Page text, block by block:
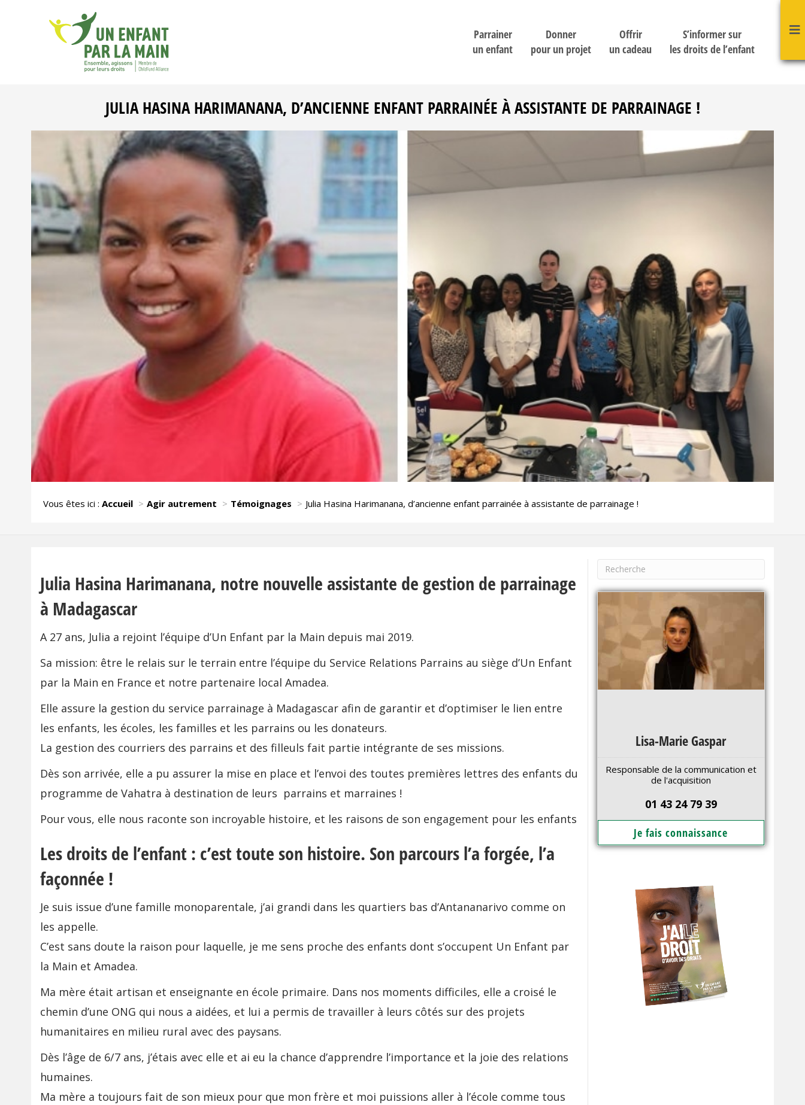
Parrainer
un enfant
Donner
pour un projet
Offrir
un cadeau
S’informer sur
les droits de l’enfant
JULIA HASINA HARIMANANA, D’ANCIENNE ENFANT PARRAINÉE À ASSISTANTE DE PARRAINAGE !
Vous êtes ici :Accueil Agir autrement Témoignages Julia Hasina Harimanana, d’ancienne enfant parrainée à assistante de parrainage !
Julia Hasina Harimanana, notre nouvelle assistante de gestion de parrainage
à Madagascar
A 27 ans, Julia a rejoint l’équipe d’Un Enfant par la Main depuis mai 2019.
Sa mission: être le relais sur le terrain entre l’équipe du Service Relations Parrains au siège d’Un Enfant
par la Main en France et notre partenaire local Amadea.
Elle assure la gestion du service parrainage à Madagascar afin de garantir et d’optimiser le lien entre
les enfants, les écoles, les familles et les parrains ou les donateurs.
La gestion des courriers des parrains et des filleuls fait partie intégrante de ses missions.
Dès son arrivée, elle a pu assurer la mise en place et l’envoi des toutes premières lettres des enfants du
programme de Vahatra à destination de leurs parrains et marraines !
Pour vous, elle nous raconte son incroyable histoire, et les raisons de son engagement pour les enfants
Les droits de l’enfant : c’est toute son histoire. Son parcours l’a forgée, l’a
façonnée !
Je suis issue d’une famille monoparentale, j’ai grandi dans les quartiers bas d’Antananarivo comme on
les appelle.
C’est sans doute la raison pour laquelle, je me sens proche des enfants dont s’occupent Un Enfant par
la Main et Amadea.
Ma mère était artisan et enseignante en école primaire. Dans nos moments difficiles, elle a croisé le
chemin d’une ONG qui nous a aidées, et lui a permis de travailler à leurs côtés sur des projets
humanitaires en milieu rural avec des paysans.
Dès l’âge de 6/7 ans, j’étais avec elle et ai eu la chance d’apprendre l’importance et la joie des relations
humaines.
Ma mère a toujours fait de son mieux pour que mon frère et moi puissions aller à l’école comme tous
Lisa-Marie Gaspar
Responsable de la communication et
de l'acquisition
01 43 24 79 39
Je fais connaissance